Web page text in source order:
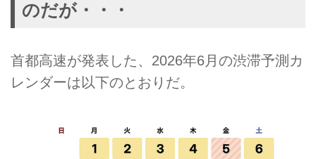
のだが・・・
首都高速が発表した、2026年6月の渋滞予測カ
レンダーは以下のとおりだ。